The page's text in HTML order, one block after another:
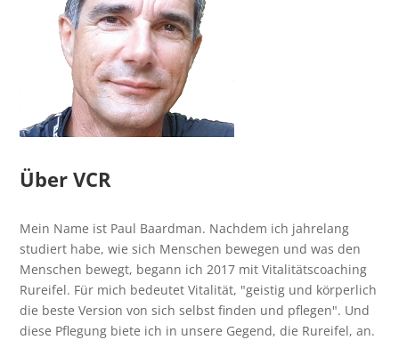
Über VCR
Mein Name ist Paul Baardman. Nachdem ich jahrelang
studiert habe, wie sich Menschen bewegen und was den
Menschen bewegt, begann ich 2017 mit Vitalitätscoaching
Rureifel. Für mich bedeutet Vitalität, "geistig und körperlich
die beste Version von sich selbst finden und pflegen". Und
diese Pflegung biete ich in unsere Gegend, die Rureifel, an.